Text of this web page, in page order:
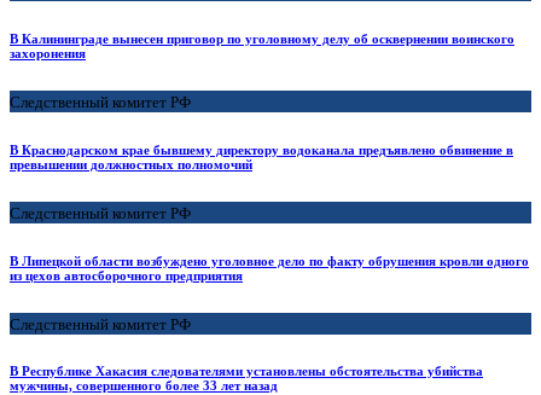
В Калининграде вынесен приговор по уголовному делу об осквернении воинского
захоронения
Следственный комитет РФ
В Краснодарском крае бывшему директору водоканала предъявлено обвинение в
превышении должностных полномочий
Следственный комитет РФ
В Липецкой области возбуждено уголовное дело по факту обрушения кровли одного
из цехов автосборочного предприятия
Следственный комитет РФ
В Республике Хакасия следователями установлены обстоятельства убийства
мужчины, совершенного более 33 лет назад